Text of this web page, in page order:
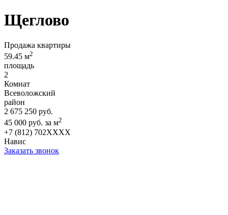
Щеглово
Продажа квартиры
59.45 м2
площадь
2
Комнат
Всеволожский
район
2 675 250 руб.
45 000 руб. за м2
+7 (812) 702XXXX
Навис
Заказать звонок